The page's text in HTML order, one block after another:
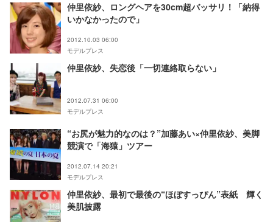
仲里依紗、ロングヘアを30cm超バッサリ！「納得
いかなかったので」
2012.10.03 06:00
モデルプレス
仲里依紗、失恋後「一切連絡取らない」
2012.07.31 06:00
モデルプレス
“お尻が魅力的なのは？”加藤あい×仲里依紗、美脚
競演で「海猿」ツアー
2012.07.14 20:21
モデルプレス
仲里依紗、最初で最後の“ほぼすっぴん”表紙 輝く
美肌披露